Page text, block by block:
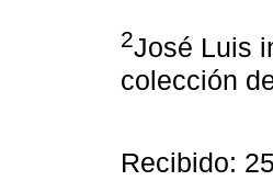
2José Luis
colección
Recibido: